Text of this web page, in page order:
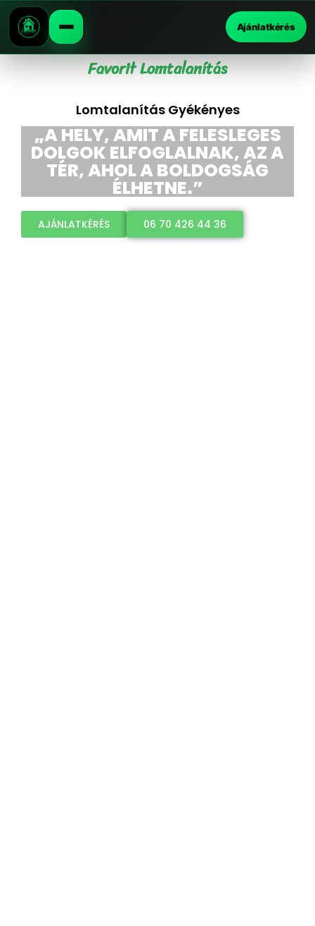
Ajánlatkérés
Favorit Lomtalanítás
Lomtalanítás Gyékényes
„A HELY, AMIT A FELESLEGES
DOLGOK ELFOGLALNAK, AZ A
TÉR, AHOL A BOLDOGSÁG
ÉLHETNE.”
AJÁNLATKÉRÉS 06 70 426 44 36